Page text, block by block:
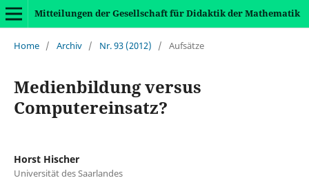
Mitteilungen der Gesellschaft für Didaktik der Mathematik
Home / Archiv / Nr. 93 (2012) / Aufsätze
Medienbildung versus
Computereinsatz?
Horst Hischer
Universität des Saarlandes